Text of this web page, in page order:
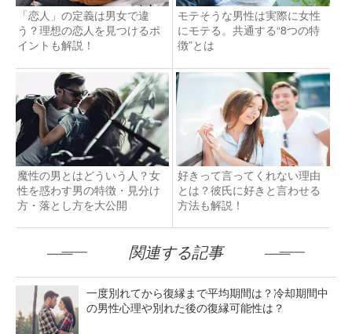
「恋人」の定義は男女で違
う？理想の恋人を見つけるポ
イントも解説！
モテそうな男性は実際に女性
にモテる。共通する“8つの特
徴”とは
魔性の男とはどういう人？女
性を惑わす男の特徴・見分け
方・落とし方を大公開
好きって言ってくれない理由
とは？彼氏に好きと言わせる
方法も解説！
関連する記事
一度別れてから復縁まで平均期間は？冷却期間中
の男性心理や別れた後の復縁可能性は？